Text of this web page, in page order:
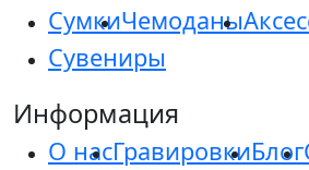
СумкиЧемоданы
Сувениры
Информация
О насГравировкиБлог